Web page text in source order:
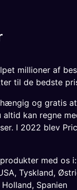
millioner af
til de bedste
og gratis
kan regne
I 2022 blev
med os i:
, Tyskland,
Holland, Spanien